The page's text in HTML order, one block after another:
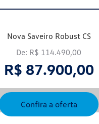
Nova Saveiro Robust CS
De: R$ 114.490,00
R$ 87.900,00
Confira a oferta